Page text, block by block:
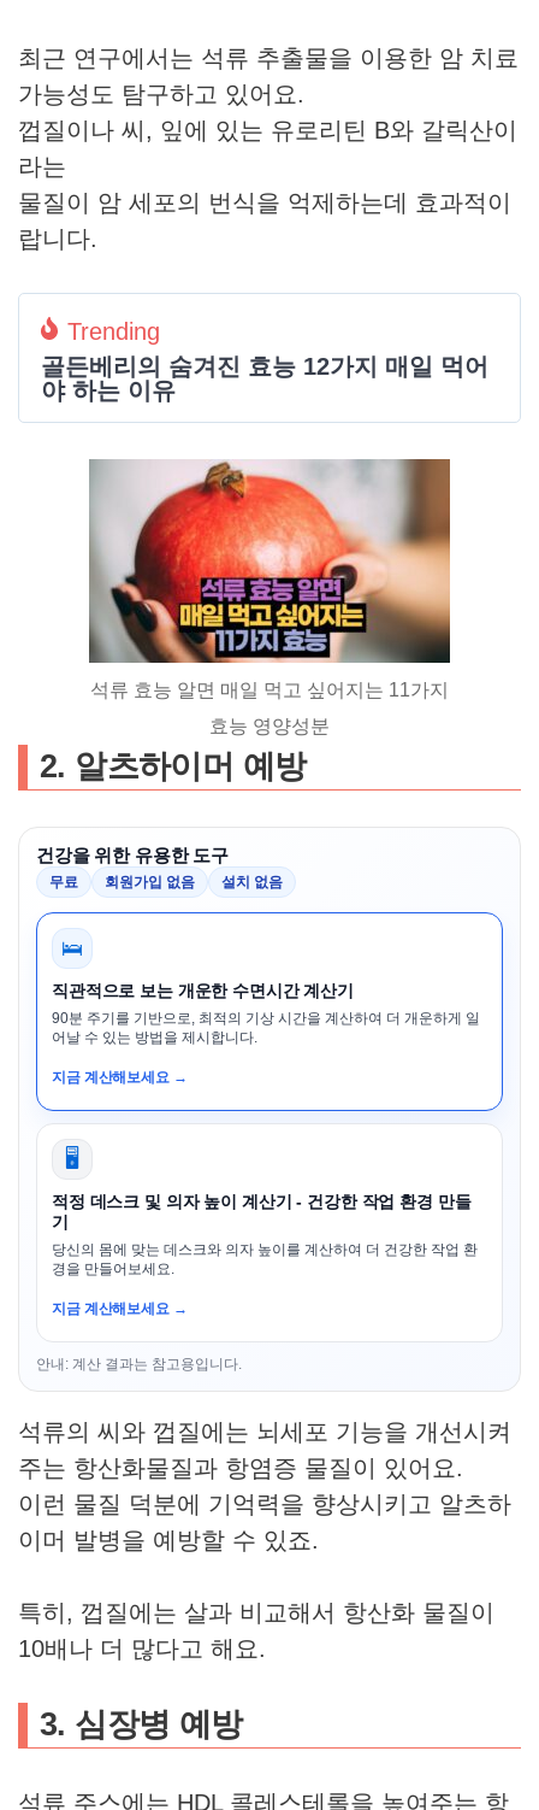
최근 연구에서는 석류 추출물을 이용한 암 치료
가능성도 탐구하고 있어요.
껍질이나 씨, 잎에 있는 유로리틴 B와 갈릭산이
라는
물질이 암 세포의 번식을 억제하는데 효과적이
랍니다.
Trending
골든베리의 숨겨진 효능 12가지 매일 먹어
야 하는 이유
석류 효능 알면 매일 먹고 싶어지는 11가지
효능 영양성분
2. 알츠하이머 예방
건강을 위한 유용한 도구
무료 회원가입 없음 설치 없음
🛌
직관적으로 보는 개운한 수면시간 계산기
90분 주기를 기반으로, 최적의 기상 시간을 계산하여 더 개운하게 일
어날 수 있는 방법을 제시합니다.
지금 계산해보세요 →
🖥️
적정 데스크 및 의자 높이 계산기 - 건강한 작업 환경 만들
기
당신의 몸에 맞는 데스크와 의자 높이를 계산하여 더 건강한 작업 환
경을 만들어보세요.
지금 계산해보세요 →
안내: 계산 결과는 참고용입니다.
석류의 씨와 껍질에는 뇌세포 기능을 개선시켜
주는 항산화물질과 항염증 물질이 있어요.
이런 물질 덕분에 기억력을 향상시키고 알츠하
이머 발병을 예방할 수 있죠.
특히, 껍질에는 살과 비교해서 항산화 물질이
10배나 더 많다고 해요.
3. 심장병 예방
석류 주스에는 HDL 콜레스테롤을 높여주는 항